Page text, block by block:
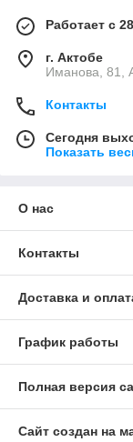
Работает с
г. Актобе
Иманова, 81,
Контакты
Сегодня
Показать
О нас
Контакты
Доставка и
График работы
Полная версия
Сайт создан на